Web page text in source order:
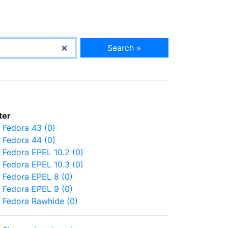
Search »
Fedora 43 (0)
Fedora 44 (0)
Fedora EPEL 10.2 (0)
Fedora EPEL 10.3 (0)
Fedora EPEL 8 (0)
Fedora EPEL 9 (0)
Fedora Rawhide (0)